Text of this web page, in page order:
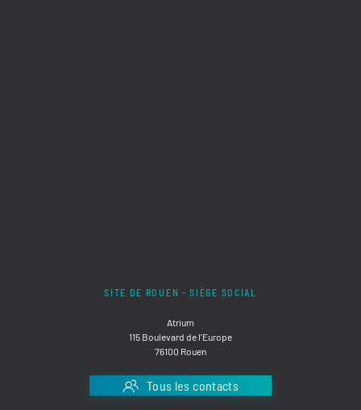
SITE DE ROUEN - SIÈGE SOCIAL
Atrium
115 Boulevard de l'Europe
76100 Rouen
Tous les contacts